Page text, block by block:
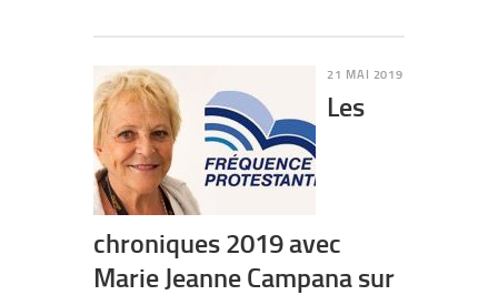
21 MAI 2019
Les
chroniques 2019 avec
Marie Jeanne Campana sur